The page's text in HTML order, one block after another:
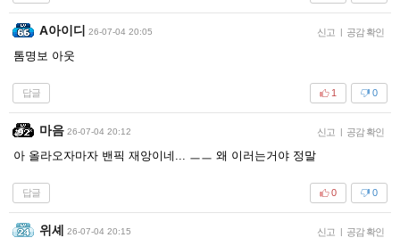
A아이디 26-07-04 20:05 신고 | 공감 확인
톰명보 아웃
답글 0
1
마음 26-07-04 20:12 신고 | 공감 확인
아 올라오자마자 밴픽 재앙이네... ㅡㅡ 왜 이러는거야 정말
답글 0
0
위셰 26-07-04 20:15 신고 | 공감 확인